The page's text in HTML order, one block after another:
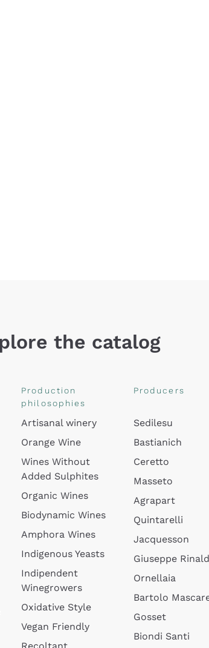
the catalog
Production
philosophies
Artisanal winery
Orange Wine
Wines Without
Added Sulphites
Organic Wines
Biodynamic Wines
Amphora Wines
Indigenous Yeasts
Indipendent
Winegrowers
Oxidative Style
Vegan Friendly
Producers
Sedilesu
Bastianich
Ceretto
Masseto
Agrapart
Quintarelli
Jacquesson
Giuseppe
Ornellaia
Bartolo
Gosset
Biondi Santi